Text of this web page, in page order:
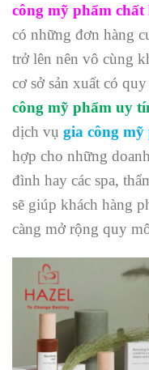
công mỹ phẩm chất
có những đơn hàng
trở lên nên vô cùng
cơ sở sản xuất có
công mỹ phẩm uy
dịch vụ gia công mỹ
hợp cho những
đình hay các spa,
sẽ giúp khách hàng
càng mở rộng quy